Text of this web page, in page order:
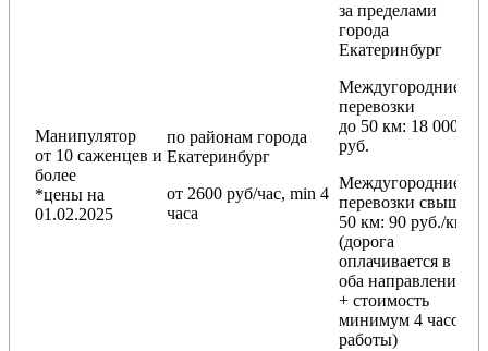
Манипулятор
от 10 саженцев и
более
*цены на
01.02.2025
по районам города
Екатеринбург
от 2600 руб/час, min 4
часа
за пределами
города
Екатеринбург
Междугородние
перевозки
до 50 км: 18 000
руб.
Междугородние
перевозки свыше
50 км: 90 руб./км
(дорога
оплачивается в
оба направления
+ стоимость
минимум 4 часов
работы)